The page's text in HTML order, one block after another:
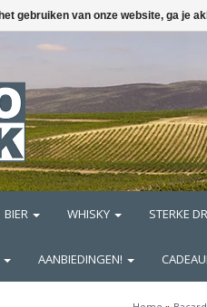
BIER WHISKY STERKE
AANBIEDINGEN!
gebruiken van onze website, ga je